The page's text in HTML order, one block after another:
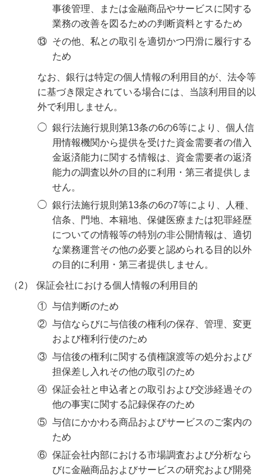
事後管理、または金融商品やサービスに関する
業務の改善を図るための判断資料とするため
⑬ その他、私との取引を適切かつ円滑に履行する
ため
なお、銀行は特定の個人情報の利用目的が、法令等
に基づき限定されている場合には、当該利用目的以
外で利用しません。
◯ 銀行法施行規則第13条の6の6等により、個人信
用情報機関から提供を受けた資金需要者の借入
金返済能力に関する情報は、資金需要者の返済
能力の調査以外の目的に利用・第三者提供しま
せん。
◯ 銀行法施行規則第13条の6の7等により、人種、
信条、門地、本籍地、保健医療または犯罪経歴
についての情報等の特別の非公開情報は、適切
な業務運営その他の必要と認められる目的以外
の目的に利用・第三者提供しません。
（2） 保証会社における個人情報の利用目的
① 与信判断のため
② 与信ならびに与信後の権利の保存、管理、変更
および権利行使のため
③ 与信後の権利に関する債権譲渡等の処分および
担保差し入れその他の取引のため
④ 保証会社と申込者との取引および交渉経過その
他の事実に関する記録保存のため
⑤ 与信にかかわる商品およびサービスのご案内の
ため
⑥ 保証会社内部における市場調査および分析なら
びに金融商品およびサービスの研究および開発